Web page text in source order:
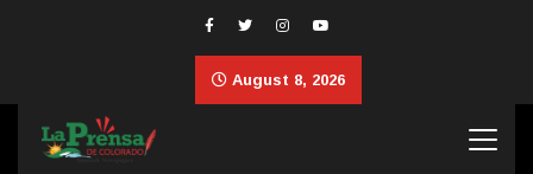
August 8, 2026